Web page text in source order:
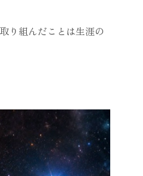
り組んだことは生涯の